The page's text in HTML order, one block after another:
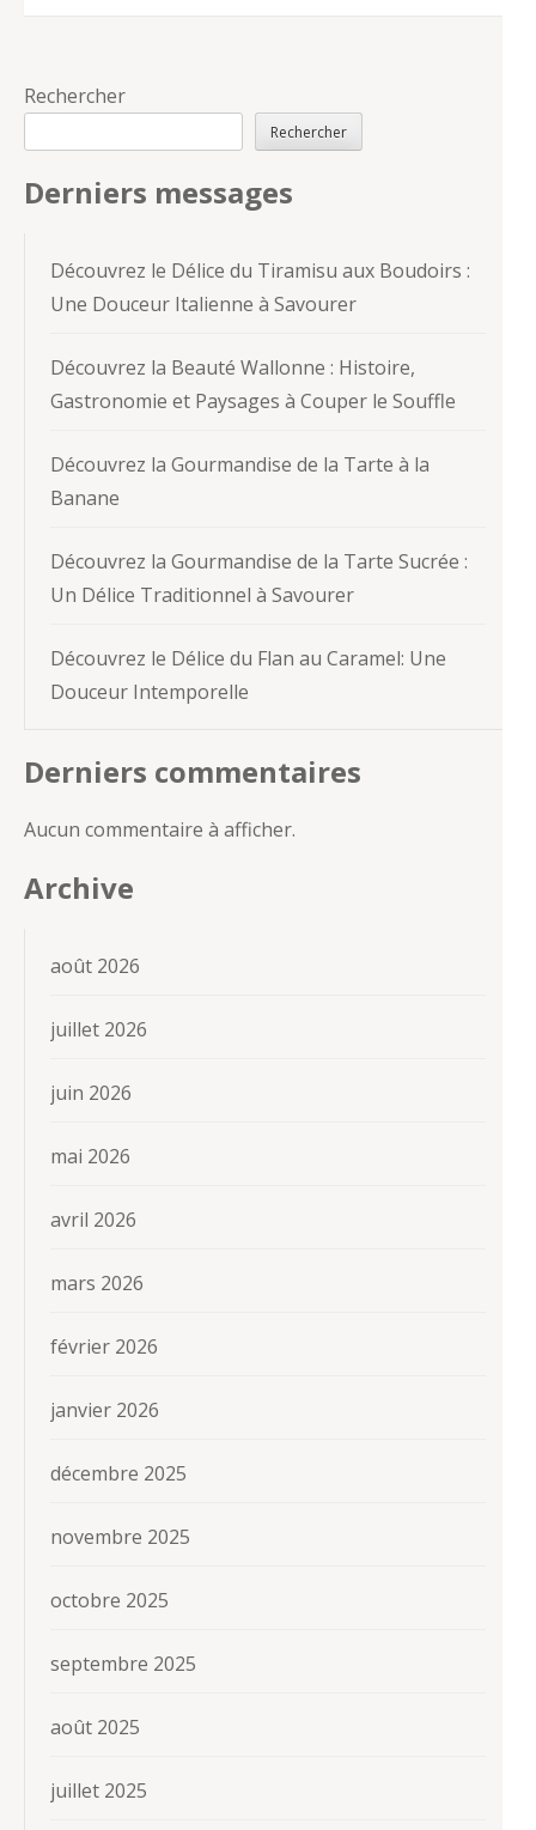
Rechercher
Rechercher
Derniers messages
Découvrez le Délice du Tiramisu aux Boudoirs :
Une Douceur Italienne à Savourer
Découvrez la Beauté Wallonne : Histoire,
Gastronomie et Paysages à Couper le Souffle
Découvrez la Gourmandise de la Tarte à la
Banane
Découvrez la Gourmandise de la Tarte Sucrée :
Un Délice Traditionnel à Savourer
Découvrez le Délice du Flan au Caramel: Une
Douceur Intemporelle
Derniers commentaires
Aucun commentaire à afficher.
Archive
août 2026
juillet 2026
juin 2026
mai 2026
avril 2026
mars 2026
février 2026
janvier 2026
décembre 2025
novembre 2025
octobre 2025
septembre 2025
août 2025
juillet 2025